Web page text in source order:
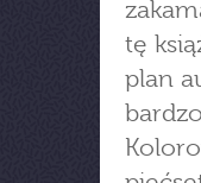
tę
plan